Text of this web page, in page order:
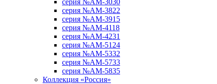
серия №АМ-3822
серия №АМ-3915
серия №АМ-4118
серия №АМ-4231
серия №АМ-5124
серия №АМ-5332
серия №АМ-5733
серия №АМ-5835
Коллекция «Россия»